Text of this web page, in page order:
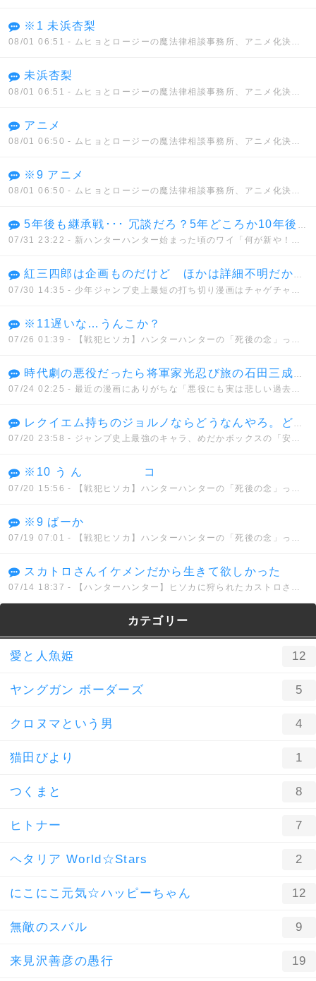
※1 未浜杏梨
08/01 06:51 - ムヒョとロージーの魔法律相談事務所、アニメ化決定！！
未浜杏梨
08/01 06:51 - ムヒョとロージーの魔法律相談事務所、アニメ化決定！！
アニメ
08/01 06:50 - ムヒョとロージーの魔法律相談事務所、アニメ化決定！！
※9 アニメ
08/01 06:50 - ムヒョとロージーの魔法律相談事務所、アニメ化決定！！
5年後も継承戦･･･ 冗談だろ？5年どころか10年後も継承戦だぜ･･･
07/31 23:22 - 新ハンターハンター始まった頃のワイ「何が新や！何もかもクソやんけ」→
紅三四郎は企画ものだけど ほかは詳細不明だから間違いでもない 通常打ち切りとはっきりしてるものではセコンド(6週)が最短
07/30 14:35 - 少年ジャンプ史上最短の打ち切り漫画はチャゲチャとかいうデマwwwww
※11遅いな…うんこか？
07/26 01:39 - 【戦犯ヒソカ】ハンターハンターの「死後の念」って正直設定ミスだよな？
時代劇の悪役だったら将軍家光忍び旅の石田三成の娘で徳川に復讐しようとしてた 五十鈴とか悪代官とはノリが違い過ぎて何だかなって感じだった
07/24 02:25 - 最近の漫画にありがちな「悪役にも実は悲しい過去があったんだ」的なヤツどう思う？
レクイエム持ちのジョルノならどうなんやろ。どんな能力を持とうと真実に到達できないでなんとか、、、
07/20 23:58 - ジャンプ史上最強のキャラ、めだかボックスの「安心院なじみ」に決まってしまう。。。
※10 う ん コ
07/20 15:56 - 【戦犯ヒソカ】ハンターハンターの「死後の念」って正直設定ミスだよな？
※9 ばーか
07/19 07:01 - 【戦犯ヒソカ】ハンターハンターの「死後の念」って正直設定ミスだよな？
スカトロさんイケメンだから生きて欲しかった
07/14 18:37 - 【ハンターハンター】ヒソカに狩られたカストロさん、読み返して見るとメチャクチャ強い！！
カテゴリー
愛と人魚姫 12
ヤングガン ボーダーズ 5
クロヌマという男 4
猫田びより 1
つくまと 8
ヒトナー 7
ヘタリア World☆Stars 2
にこにこ元気☆ハッピーちゃん 12
無敵のスバル 9
来見沢善彦の愚行 19